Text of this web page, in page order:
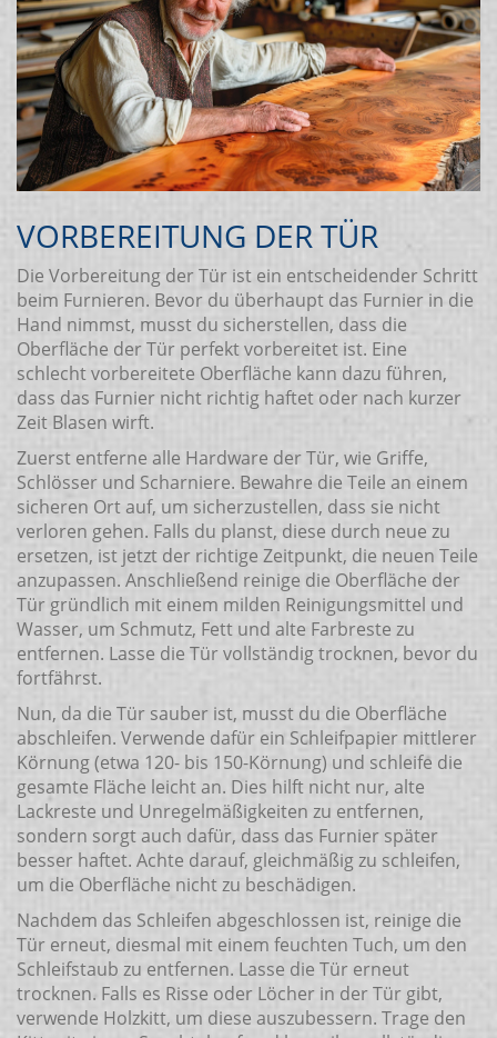
VORBEREITUNG DER TÜR
Die Vorbereitung der Tür ist ein entscheidender Schritt
beim Furnieren. Bevor du überhaupt das Furnier in die
Hand nimmst, musst du sicherstellen, dass die
Oberfläche der Tür perfekt vorbereitet ist. Eine
schlecht vorbereitete Oberfläche kann dazu führen,
dass das Furnier nicht richtig haftet oder nach kurzer
Zeit Blasen wirft.
Zuerst entferne alle Hardware der Tür, wie Griffe,
Schlösser und Scharniere. Bewahre die Teile an einem
sicheren Ort auf, um sicherzustellen, dass sie nicht
verloren gehen. Falls du planst, diese durch neue zu
ersetzen, ist jetzt der richtige Zeitpunkt, die neuen Teile
anzupassen. Anschließend reinige die Oberfläche der
Tür gründlich mit einem milden Reinigungsmittel und
Wasser, um Schmutz, Fett und alte Farbreste zu
entfernen. Lasse die Tür vollständig trocknen, bevor du
fortfährst.
Nun, da die Tür sauber ist, musst du die Oberfläche
abschleifen. Verwende dafür ein Schleifpapier mittlerer
Körnung (etwa 120- bis 150-Körnung) und schleife die
gesamte Fläche leicht an. Dies hilft nicht nur, alte
Lackreste und Unregelmäßigkeiten zu entfernen,
sondern sorgt auch dafür, dass das Furnier später
besser haftet. Achte darauf, gleichmäßig zu schleifen,
um die Oberfläche nicht zu beschädigen.
Nachdem das Schleifen abgeschlossen ist, reinige die
Tür erneut, diesmal mit einem feuchten Tuch, um den
Schleifstaub zu entfernen. Lasse die Tür erneut
trocknen. Falls es Risse oder Löcher in der Tür gibt,
verwende Holzkitt, um diese auszubessern. Trage den